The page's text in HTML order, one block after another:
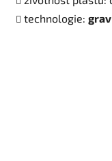
technologie: